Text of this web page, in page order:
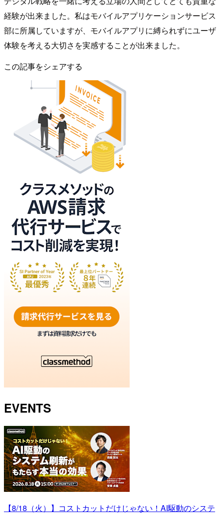
経験が出来ました。私はモバイルアプリケーションサービス
部に所属していますが、モバイルアプリに縛られずにユーザ
体験を考える大切さを実感することが出来ました。
この記事をシェアする
EVENTS
【8/18（火）】コストカットだけじゃない！AI駆動のシステ